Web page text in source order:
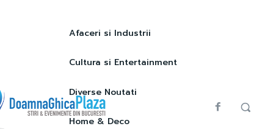
Afaceri si Industrii
Cultura si Entertainment
Diverse Noutati
Home & Deco